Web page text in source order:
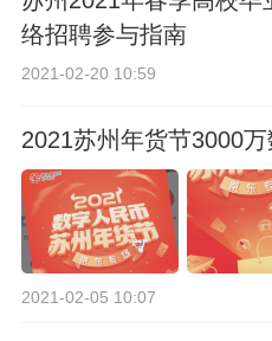
络招聘参与指南
2021-02-20 10:59
2021苏州年货节3000
2021-02-05 10:07